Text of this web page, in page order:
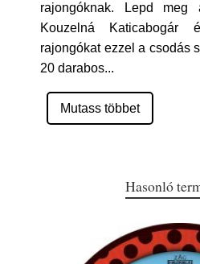
rajongóknak. Lepd
Kouzelná Katicabogár
rajongókat ezzel a csodás
20 darabos...
Mutass többet
Hasonló